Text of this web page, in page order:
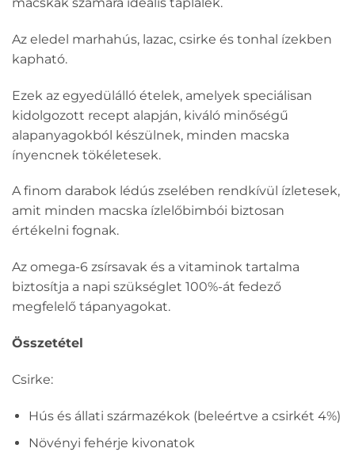
Az eledel marhahús, lazac, csirke és tonhal ízekben
kapható.
Ezek az egyedülálló ételek, amelyek speciálisan
kidolgozott recept alapján, kiváló minőségű
alapanyagokból készülnek, minden macska
ínyencnek tökéletesek.
A finom darabok lédús zselében rendkívül ízletesek,
amit minden macska ízlelőbimbói biztosan
értékelni fognak.
Az omega-6 zsírsavak és a vitaminok tartalma
biztosítja a napi szükséglet 100%-át fedező
megfelelő tápanyagokat.
Összetétel
Csirke:
Hús és állati származékok (beleértve a csirkét 4%)
Növényi fehérje kivonatok